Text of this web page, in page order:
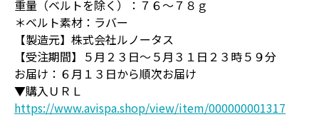
重量（ベルトを除く）：７６～７８ｇ
＊ベルト素材：ラバー
【製造元】株式会社ルノータス
【受注期間】５月２３日～５月３１日２３時５９分
お届け：６月１３日から順次お届け
▼購入ＵＲＬ
https://www.avispa.shop/view/item/000000001317